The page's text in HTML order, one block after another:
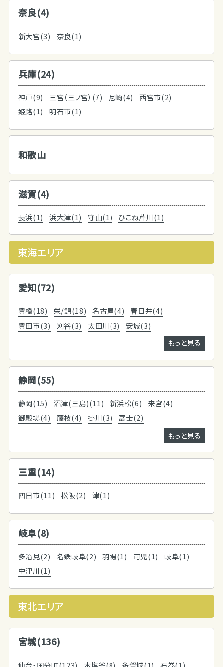
奈良(4)
新大宮(3) 奈良(1)
兵庫(24)
神戸(9) 三宮（三ノ宮）(7) 尼崎(4)
西宮市(2)
姫路(1)
明石市(1)
和歌山
滋賀(4)
長浜(1) 浜大津(1) 守山(1) ひこね芹川(1)
東海エリア
愛知(72)
豊橋(18) 栄/錦(18) 名古屋(4)
春日井(4)
豊田市(3)
刈谷(3) 太田川(3)
安城(3)
もっと見る
静岡(55)
静岡(15) 沼津(三島)(11) 新浜松(6)
来宮(4)
御殿場(4)
藤枝(4) 掛川(3)
富士(2)
もっと見る
三重(14)
四日市(11) 松阪(2) 津(1)
岐阜(8)
多治見(2) 名鉄岐阜(2) 羽場(1) 可児(1)
岐阜(1)
中津川(1)
東北エリア
宮城(136)
仙台・国分町(123) 本塩釜(8) 多賀城(1) 石巻(1)